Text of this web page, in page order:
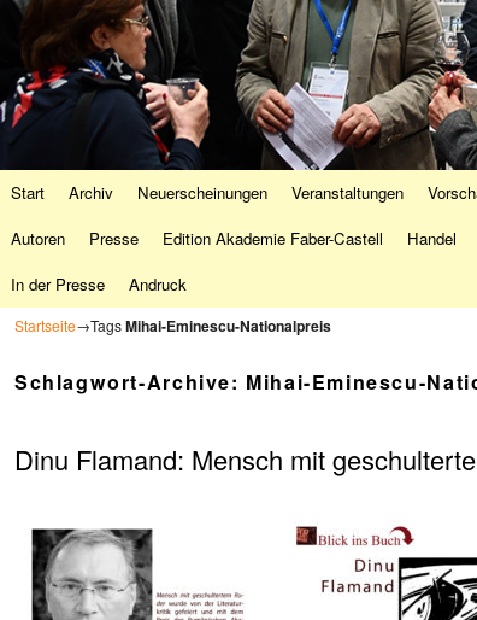
Start Archiv Neuerscheinungen Veranstaltungen
Autoren
Presse Edition Akademie Faber-Castell Handel
In der Presse
Andruck
Startseite→TagsMihai-Eminescu-Nationalpreis
Schlagwort-Archive: Mihai-Eminescu-
Dinu Flamand: Mensch mit